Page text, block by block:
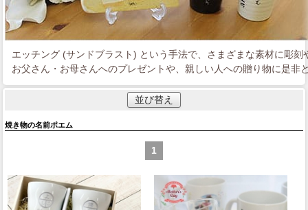
エッチング (サンドブラスト) という手法で、さまざまな素材に彫
お父さん・お母さんへのプレゼントや、親しい人への贈り物に是非
並び替え
焼き物の名前ポエム
1